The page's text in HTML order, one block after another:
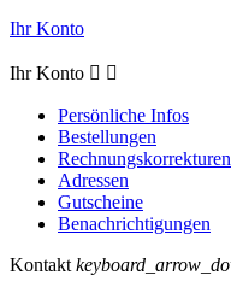
Ihr Konto
Ihr Konto  
Persönliche Infos
Bestellungen
Rechnungskorrekturen
Adressen
Gutscheine
Benachrichtigungen
Kontakt